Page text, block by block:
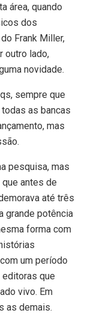
área, quando
dos
Frank Miller,
outro lado,
novidade.
sempre que
as bancas
mas
pesquisa, mas
antes de
até três
grande potência
forma com
um período
editoras que
vivo. Em
as demais.